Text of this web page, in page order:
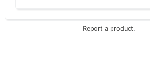
Report a product.